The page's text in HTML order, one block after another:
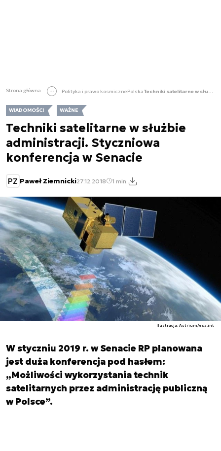
Strona główna Polityka i prawo kosmicznePolska Techniki satelitarne w służbie administracji. Styczniowa konferencja w Senacie
WIADOMOŚCI WAŻNE
Techniki satelitarne w służbie
administracji. Styczniowa
konferencja w Senacie
PZ Paweł Ziemnicki27.12.2018 1 min.
Ilustracja: Astrium/esa.int
W styczniu 2019 r. w Senacie RP planowana
jest duża konferencja pod hasłem:
„Możliwości wykorzystania technik
satelitarnych przez administrację publiczną
w Polsce”.